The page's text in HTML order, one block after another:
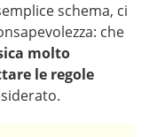
schema, ci
che
molto
le regole